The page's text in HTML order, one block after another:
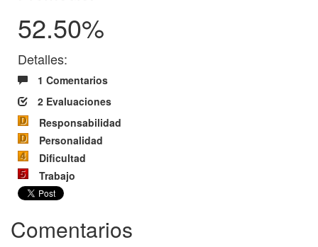
52.50%
Detalles:
1 Comentarios
2 Evaluaciones
Responsabilidad
Personalidad
Dificultad
Trabajo
Comentarios